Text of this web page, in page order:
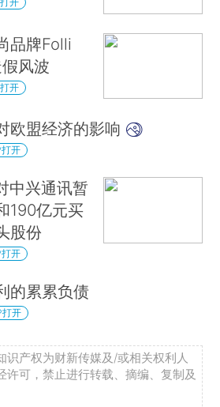
品牌Folli
风波
开
欧盟经济的影响
开
中兴通讯暂
190亿元买
股份
开
的累累负债
打开
识产权为财新传媒及/或相关权利人
许可，禁止进行转载、摘编、复制及